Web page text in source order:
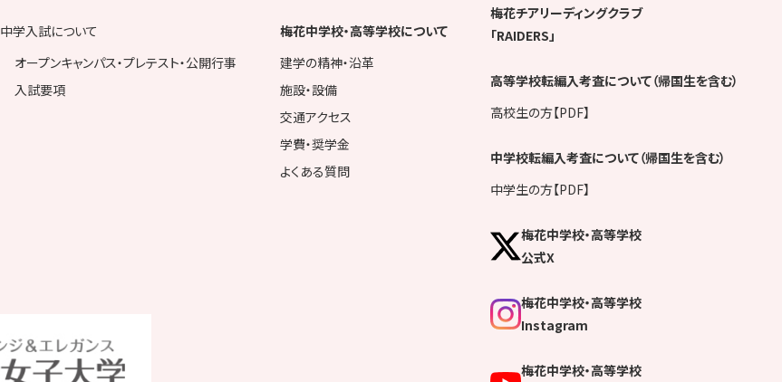
中学入試について
オープンキャンパス・プレテスト・公開行事
入試要項
梅花中学校・高等学校について
建学の精神・沿革
施設・設備
交通アクセス
学費・奨学金
よくある質問
梅花チアリーディングクラブ
「RAIDERS」
高等学校転編入考査について（帰国生を含む）
高校生の方【PDF】
中学校転編入考査について（帰国生を含む）
中学生の方【PDF】
梅花中学校・高等学校
公式X
梅花中学校・高等学校
Instagram
梅花中学校・高等学校